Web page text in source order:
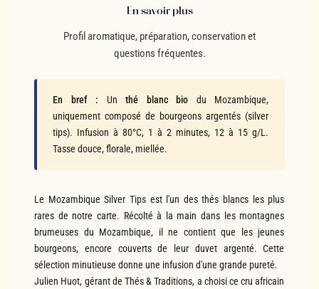
En savoir plus
Profil aromatique, préparation, conservation et
questions fréquentes.
En bref : Unthé blanc bio du Mozambique,
uniquement composé de bourgeons argentés (silver
tips). Infusion à 80°C, 1 à 2 minutes, 12 à 15 g/L.
Tasse douce, florale, miellée.
Le Mozambique Silver Tips est l'un des thés blancs les plus
rares de notre carte. Récolté à la main dans les montagnes
brumeuses du Mozambique, il ne contient que les jeunes
bourgeons, encore couverts de leur duvet argenté. Cette
sélection minutieuse donne une infusion d'une grande pureté.
Julien Huot, gérant de Thés & Traditions, a choisi ce cru africain